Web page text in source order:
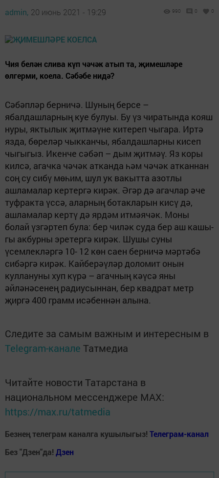
admin, 20 июнь 2021 - 19:29 990 0 0
Чия белән слива күп чәчәк атып та, җимешләре
өлгерми, коела. Сәбәбе нидә?
Сәбәпләр берничә. Шуның берсе –
ябалдашларның куе булуы. Бу үз чиратында кояш
нуры, яктылык җитмәүне китереп чыгара. Иртә
язда, бөреләр чыкканчы, ябалдаш­ларны кисеп
чыгыгыз. Икен­че сәбәп – дым җитмәү. Яз коры
килсә, агачка чәчәк ат­канда һәм чәчәк атканнан
соң су сибү мөһим, шул ук вакыт­та азотлы
ашламалар кертергә кирәк. Әгәр дә агачлар әче
туфракта үссә, аларның бо­такларын кисү дә,
ашлама­лар кертү дә ярдәм итмәячәк. Моны
болай үзгәртеп була: бер чиләк суда бер аш кашы­
гы акбурны эретергә кирәк. Шушы суны
үсемлекләргә 10- 12 көн саен берничә мәртәбә
сибәргә кирәк. Кайберәүләр доломит онын
куллануны хуп күрә – агачның кәүсә яны
әйләнәсенең радиусыннан, бер квадрат метр
җиргә 400 грамм исәбеннән алына.
Следите за самым важным и интересным в
Telegram-канале Татмедиа
Читайте новости Татарстана в
национальном мессенджере MАХ:
https://max.ru/tatmedia
Безнең телеграм каналга кушылыгыз! Телеграм-канал
Без "Дзен"да! Дзен